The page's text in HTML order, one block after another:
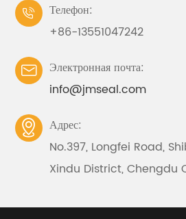

Телефон:
+86-13551047242

Электронная почта:
info@jmseal.com

Адрес:
No.397, Longfei Road,
Xindu District, Chengdu